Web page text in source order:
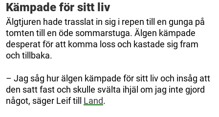
Kämpade för sitt liv
Älgtjuren hade trasslat in sig i repen till en gunga på
tomten till en öde sommarstuga. Älgen kämpade
desperat för att komma loss och kastade sig fram
och tillbaka.
– Jag såg hur älgen kämpade för sitt liv och insåg att
den satt fast och skulle svälta ihjäl om jag inte gjord
något, säger Leif till Land.